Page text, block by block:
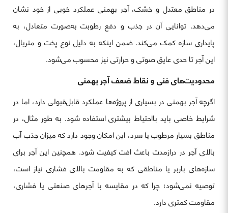
در مناطق معتدل و خشک، آجر بهمنی عملکرد خوبی از خود نشان
می‌دهد. توانایی آن در جذب و دفع رطوبت به‌صورت متعادل، به
پایداری سازه کمک می‌کند. ضمن اینکه به دلیل نوع پخت و متریال،
این آجر تا حدی عایق صوتی و حرارتی نیز محسوب می‌شود.
محدودیت‌های فنی و نقاط ضعف آجر بهمنی
اگرچه آجر بهمنی در بسیاری از پروژه‌ها عملکرد قابل‌قبولی دارد، اما در
شرایط خاصی باید بااحتیاط بیشتری استفاده شود. به طور مثال، در
مناطق بسیار مرطوب یا سرد، این امکان وجود دارد که میزان جذب آب
بالای آجر در درازمدت باعث افت کیفیت شود. همچنین این آجر برای
سازه‌های باربر یا مناطقی که به مقاومت بالای فشاری نیاز است،
توصیه نمی‌شود؛ چرا که در مقایسه با آجرهای صنعتی یا فشاری،
مقاومت کمتری دارد.